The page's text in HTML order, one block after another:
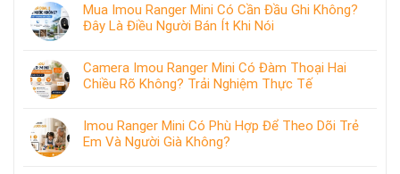
Mua Imou Ranger Mini Có Cần Đầu Ghi Không?
Đây Là Điều Người Bán Ít Khi Nói
Camera Imou Ranger Mini Có Đàm Thoại Hai
Chiều Rõ Không? Trải Nghiệm Thực Tế
Imou Ranger Mini Có Phù Hợp Để Theo Dõi Trẻ
Em Và Người Già Không?